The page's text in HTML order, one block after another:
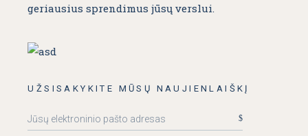
geriausius sprendimus jūsų verslui.
UŽSISAKYKITE MŪSŲ NAUJIENLAIŠKĮ